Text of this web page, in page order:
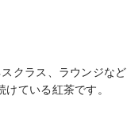
クラス、ラウンジなど
ている紅茶です。